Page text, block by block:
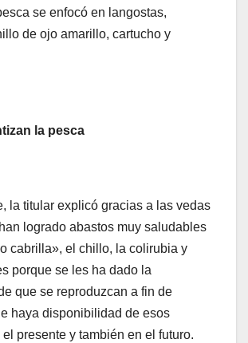
se enfocó en langostas,
de ojo amarillo, cartucho y
la pesca
la titular explicó gracias a las vedas
logrado abastos muy saludables
cabrilla», el chillo, la colirubia y
porque se les ha dado la
que se reproduzcan a fin de
haya disponibilidad de esos
presente y también en el futuro.